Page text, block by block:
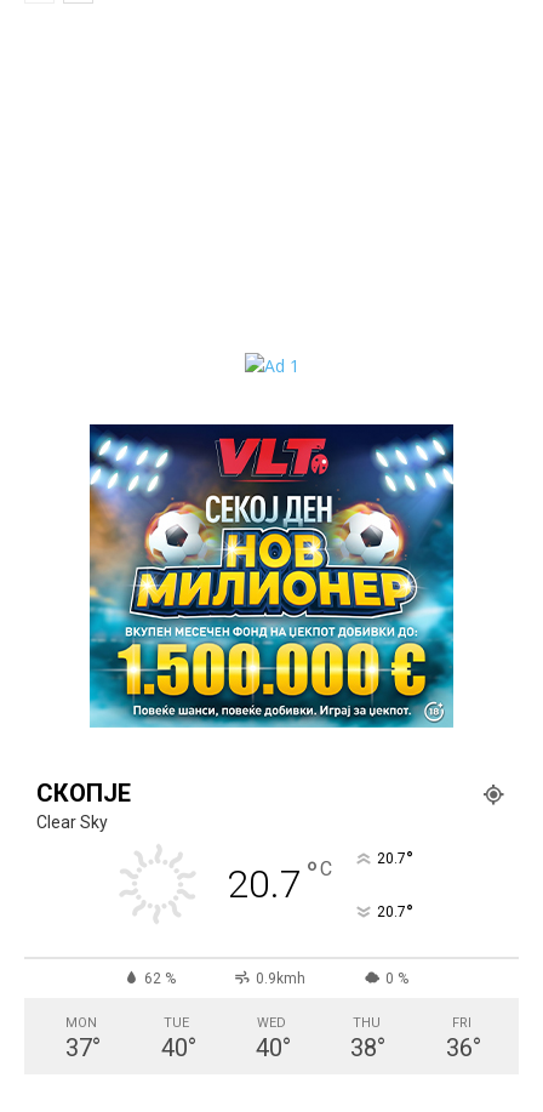
СКОПЈЕ
Clear Sky
20.7 °C 20.7°
20.7°
62 % 0.9kmh 0 %
MON
37°
TUE
40°
WED
40°
THU
38°
FRI
36°